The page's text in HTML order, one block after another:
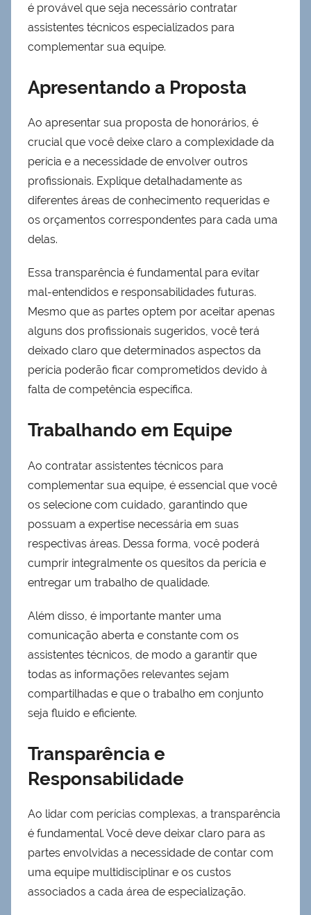
é provável que seja necessário contratar
assistentes técnicos especializados para
complementar sua equipe.
Apresentando a Proposta
Ao apresentar sua proposta de honorários, é
crucial que você deixe claro a complexidade da
perícia e a necessidade de envolver outros
profissionais. Explique detalhadamente as
diferentes áreas de conhecimento requeridas e
os orçamentos correspondentes para cada uma
delas.
Essa transparência é fundamental para evitar
mal-entendidos e responsabilidades futuras.
Mesmo que as partes optem por aceitar apenas
alguns dos profissionais sugeridos, você terá
deixado claro que determinados aspectos da
perícia poderão ficar comprometidos devido à
falta de competência específica.
Trabalhando em Equipe
Ao contratar assistentes técnicos para
complementar sua equipe, é essencial que você
os selecione com cuidado, garantindo que
possuam a expertise necessária em suas
respectivas áreas. Dessa forma, você poderá
cumprir integralmente os quesitos da perícia e
entregar um trabalho de qualidade.
Além disso, é importante manter uma
comunicação aberta e constante com os
assistentes técnicos, de modo a garantir que
todas as informações relevantes sejam
compartilhadas e que o trabalho em conjunto
seja fluido e eficiente.
Transparência e
Responsabilidade
Ao lidar com perícias complexas, a transparência
é fundamental. Você deve deixar claro para as
partes envolvidas a necessidade de contar com
uma equipe multidisciplinar e os custos
associados a cada área de especialização.